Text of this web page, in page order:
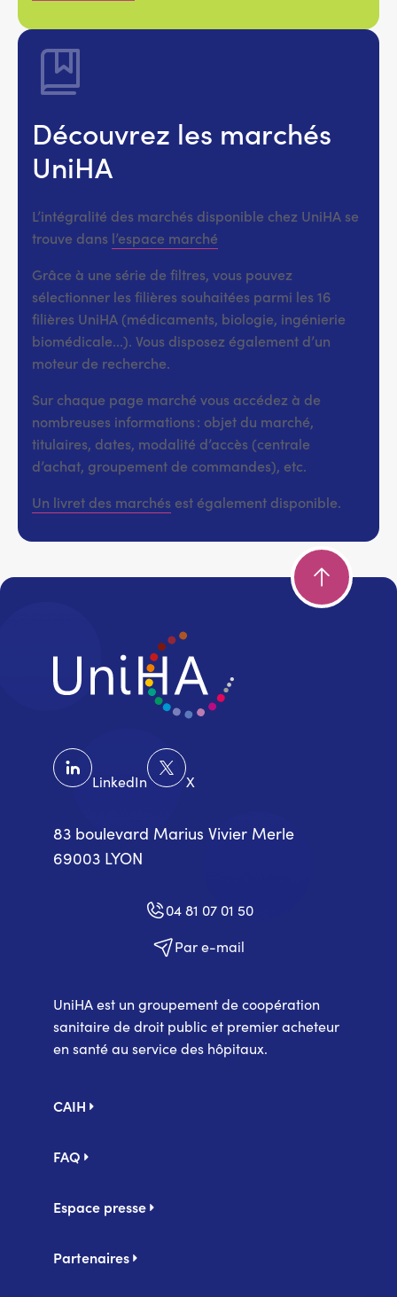
Découvrez les marchés
UniHA
L’intégralité des marchés disponible chez UniHA se
trouve dans l’espace marché
Grâce à une série de filtres, vous pouvez
sélectionner les filières souhaitées parmi les 16
filières UniHA (médicaments, biologie, ingénierie
biomédicale...). Vous disposez également d’un
moteur de recherche.
Sur chaque page marché vous accédez à de
nombreuses informations : objet du marché,
titulaires, dates, modalité d’accès (centrale
d’achat, groupement de commandes), etc.
Un livret des marchés est également disponible.
LinkedIn X
83 boulevard Marius Vivier Merle
69003 LYON
04 81 07 01 50
Par e-mail
UniHA est un groupement de coopération
sanitaire de droit public et premier acheteur
en santé au service des hôpitaux.
de
CAIH
FAQ
Espace presse
Partenaires